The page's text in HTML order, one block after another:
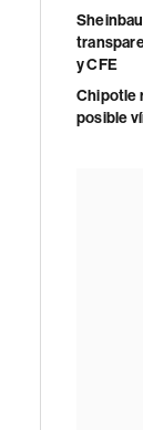
y CFE
Chipotle
posible